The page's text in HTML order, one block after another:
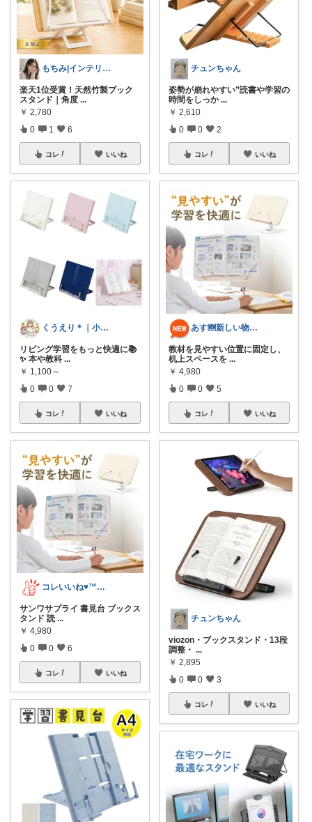
もちみ|インテリア・美容・ごはんLove
楽天1位受賞！天然竹製ブック
スタンド｜角度 ...
￥ 2,780
0 1 6
コレ いいね
くうえり＊｜小学生ママの便利グッズ
リビング学習をもっと快適に📚
✨ 本や教科 ...
￥ 1,100～
0 0 7
コレ いいね
コレいいね♥️™▶コレクションも見てね！
サンワサプライ 書見台 ブックス
タンド 読 ...
￥ 4,980
0 0 6
コレ いいね
チュンちゃん
姿勢が崩れやすい”読書や学習の
時間をしっか ...
￥ 2,610
0 0 2
コレ いいね
あす🆕新しい物＆面白い物etc.
教材を見やすい位置に固定し、
机上スペースを ...
￥ 4,980
0 0 5
コレ いいね
チュンちゃん
viozon・ブックスタンド・13段
調整・ ...
￥ 2,895
0 0 3
コレ いいね